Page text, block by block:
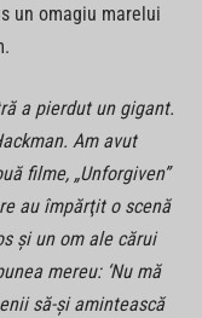
un omagiu marelui
a pierdut un gigant.
Am avut
filme, „Unforgiven”
au împărţit o scenă
şi un om ale cărui
mereu: ‘Nu mă
să-şi amintească